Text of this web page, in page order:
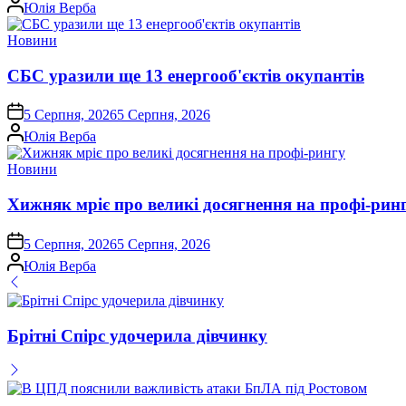
Юлія Верба
Опублікувати
Новини
СБС уразили ще 13 енергооб'єктів окупантів
on 5 Серпня, 20265 Серпня, 2026
Опубліковано
Юлія Верба
Опублікувати
Новини
Хижняк мріє про великі досягнення на профі-
on 5 Серпня, 20265 Серпня, 2026
Опубліковано
Юлія Верба
Брітні Спірс удочерила дівчинку